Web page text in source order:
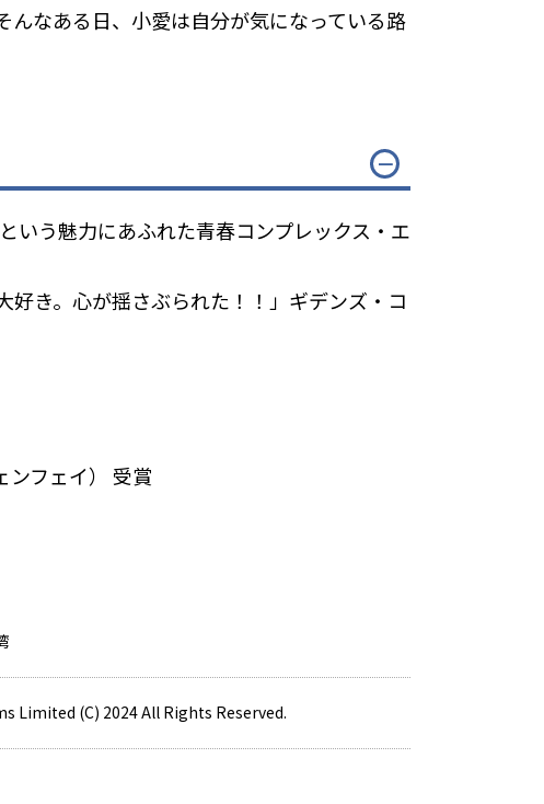
なある日、小愛は自分が気になっている路
いう魅力にあふれた青春コンプレックス・エ
き。心が揺さぶられた！！」――ギデンズ・コ
ンフェイ） 受賞
Limited (C) 2024 All Rights Reserved.